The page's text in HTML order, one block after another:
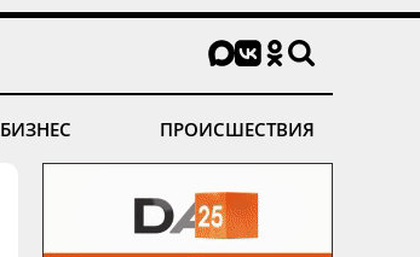
БИЗНЕС ПРОИСШЕСТВИЯ